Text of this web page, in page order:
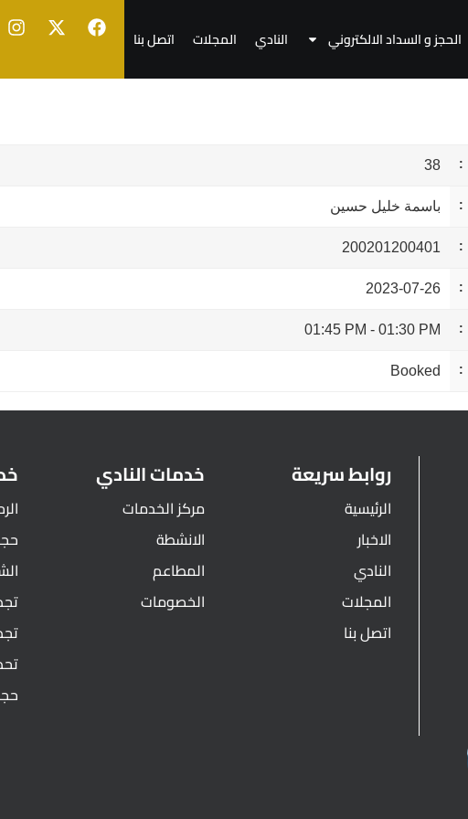
الحجز و السداد الالكتروني النادي المجلات اتصل بنا
38
باسمة خليل حسين
200201200401
2023-07-26
01:30 PM
-
01:45 PM
Booked
روابط سريعة
الرئيسية
الاخبار
النادي
المجلات
اتصل بنا
خدمات النادي
مركز الخدمات
الانشطة
المطاعم
الخصومات